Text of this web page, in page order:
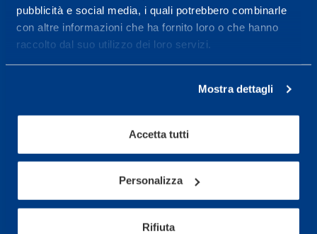
pubblicità e social media, i quali potrebbero combinarle
con altre informazioni che ha fornito loro o che hanno
raccolto dal suo utilizzo dei loro servizi.
Mostra dettagli
Accetta tutti
Personalizza
Rifiuta
Services
Sport
Cycling and MTB